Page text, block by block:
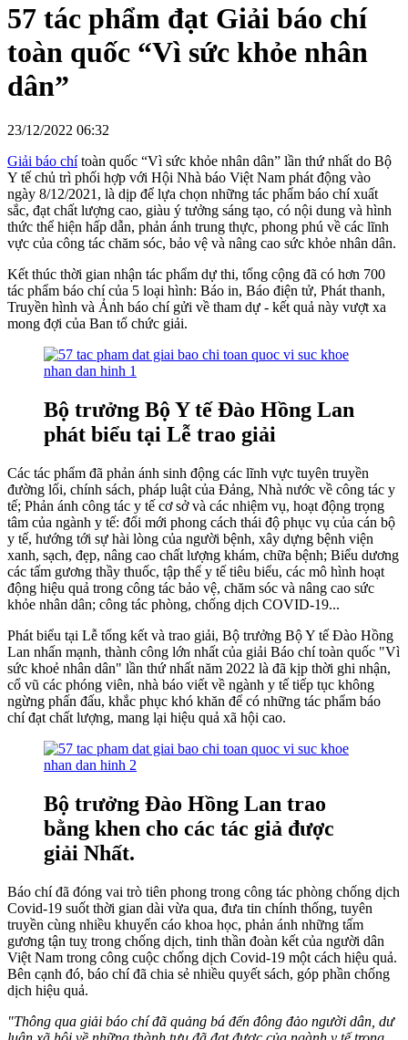
57 tác phẩm đạt Giải báo chí
toàn quốc “Vì sức khỏe nhân
dân”
23/12/2022 06:32
Giải báo chítoàn quốc “Vì sức khỏe nhân dân” lần thứ nhất do Bộ
Y tế chủ trì phối hợp với Hội Nhà báo Việt Nam phát động vào
ngày 8/12/2021, là dịp để lựa chọn những tác phẩm báo chí xuất
sắc, đạt chất lượng cao, giàu ý tưởng sáng tạo, có nội dung và hình
thức thể hiện hấp dẫn, phản ánh trung thực, phong phú về các lĩnh
vực của công tác chăm sóc, bảo vệ và nâng cao sức khỏe nhân dân.
Kết thúc thời gian nhận tác phẩm dự thi, tổng cộng đã có hơn 700
tác phẩm báo chí của 5 loại hình: Báo in, Báo điện tử, Phát thanh,
Truyền hình và Ảnh báo chí gửi về tham dự - kết quả này vượt xa
mong đợi của Ban tổ chức giải.
Bộ trưởng Bộ Y tế Đào Hồng Lan
phát biểu tại Lễ trao giải
Các tác phẩm đã phản ánh sinh động các lĩnh vực tuyên truyền
đường lối, chính sách, pháp luật của Đảng, Nhà nước về công tác y
tế; Phản ánh công tác y tế cơ sở và các nhiệm vụ, hoạt động trọng
tâm của ngành y tế: đổi mới phong cách thái độ phục vụ của cán bộ
y tế, hướng tới sự hài lòng của người bệnh, xây dựng bệnh viện
xanh, sạch, đẹp, nâng cao chất lượng khám, chữa bệnh; Biểu dương
các tấm gương thầy thuốc, tập thể y tế tiêu biểu, các mô hình hoạt
động hiệu quả trong công tác bảo vệ, chăm sóc và nâng cao sức
khỏe nhân dân; công tác phòng, chống dịch COVID-19...
Phát biểu tại Lễ tổng kết và trao giải, Bộ trưởng Bộ Y tế Đào Hồng
Lan nhấn mạnh, thành công lớn nhất của giải Báo chí toàn quốc "Vì
sức khoẻ nhân dân" lần thứ nhất năm 2022 là đã kịp thời ghi nhận,
cổ vũ các phóng viên, nhà báo viết về ngành y tế tiếp tục không
ngừng phấn đấu, khắc phục khó khăn để có những tác phẩm báo
chí đạt chất lượng, mang lại hiệu quả xã hội cao.
Bộ trưởng Đào Hồng Lan trao
bằng khen cho các tác giả được
giải Nhất.
Báo chí đã đóng vai trò tiên phong trong công tác phòng chống dịch
Covid-19 suốt thời gian dài vừa qua, đưa tin chính thống, tuyên
truyền cùng nhiều khuyến cáo khoa học, phản ánh những tấm
gương tận tuỵ trong chống dịch, tinh thần đoàn kết của người dân
Việt Nam trong công cuộc chống dịch Covid-19 một cách hiệu quả.
Bên cạnh đó, báo chí đã chia sẻ nhiều quyết sách, góp phần chống
dịch hiệu quả.
"Thông qua giải báo chí đã quảng bá đến đông đảo người dân, dư